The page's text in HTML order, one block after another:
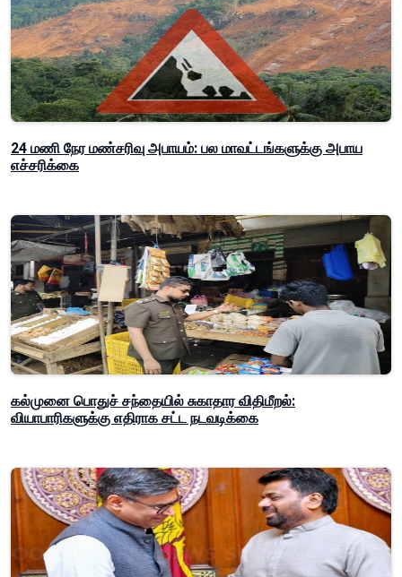
24 மணி நேர மண்சரிவு அபாயம்: பல மாவட்டங்களுக்கு அபாய
எச்சரிக்கை
கல்முனை பொதுச் சந்தையில் சுகாதார விதிமீறல்:
வியாபாரிகளுக்கு எதிராக சட்ட நடவடிக்கை